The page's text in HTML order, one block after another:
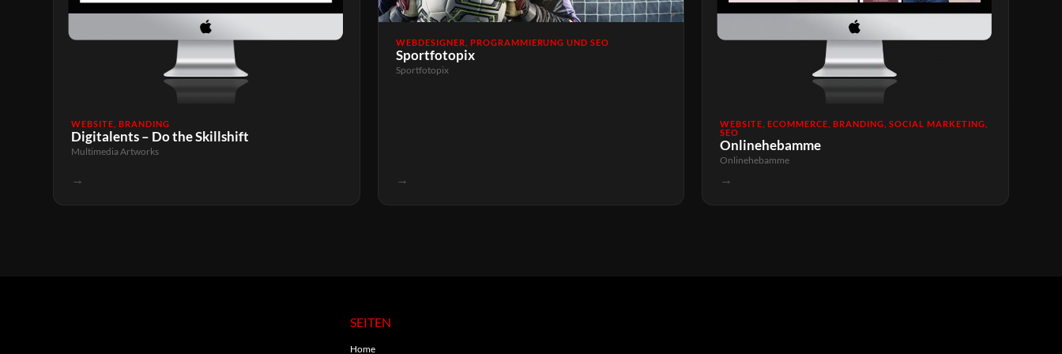
WEBSITE, BRANDING
Digitalents – Do the Skillshift
Multimedia Artworks
→
WEBDESIGNER, PROGRAMMIERUNG UND SEO
Sportfotopix
Sportfotopix
→
WEBSITE, ECOMMERCE, BRANDING, SOCIAL MARKETING,
SEO
Onlinehebamme
Onlinehebamme
→
SEITEN
Home